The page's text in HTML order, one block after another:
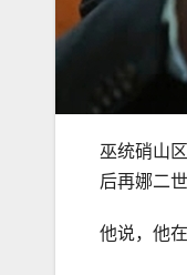
巫统硝山
后再娜二
他说，他